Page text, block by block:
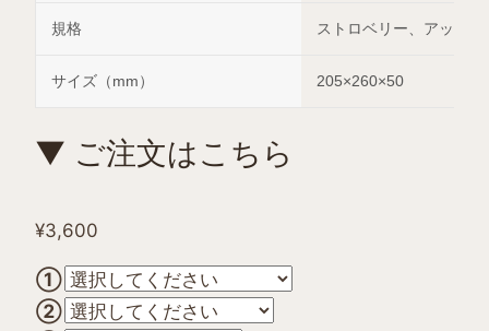
規格 ストロベリー、アップ
サイズ（mm） 205×260×50
▼ ご注文はこちら
¥3,600
①
②